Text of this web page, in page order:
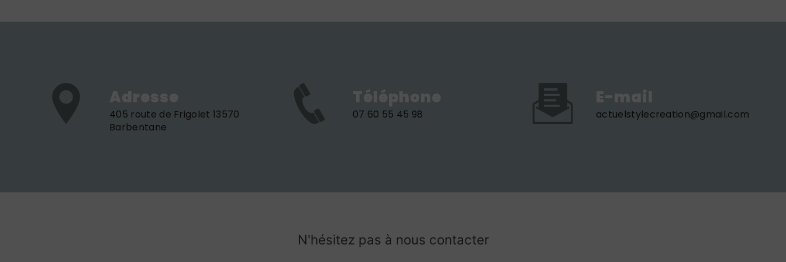
Adresse
405 route de Frigolet 13570
Barbentane
Téléphone
07 60 55 45 98
E-mail
actuelstylecreation@gmail.com
N'hésitez pas à nous contacter